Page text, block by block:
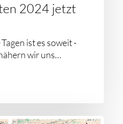
2024 jetzt
ist es soweit -
wir uns…